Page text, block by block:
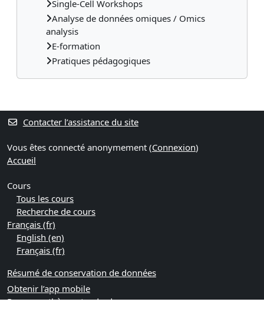
Single-Cell Workshops
Analyse de données omiques / Omics
analysis
E-formation
Pratiques pédagogiques
Contacter l’assistance du site
Vous êtes connecté anonymement (Connexion)
Accueil
Cours
Tous les cours
Recherche de cours
Français ‎(fr)‎
English ‎(en)‎
Français ‎(fr)‎
Résumé de conservation de données
Obtenir l’app mobile
Passer au thème standard